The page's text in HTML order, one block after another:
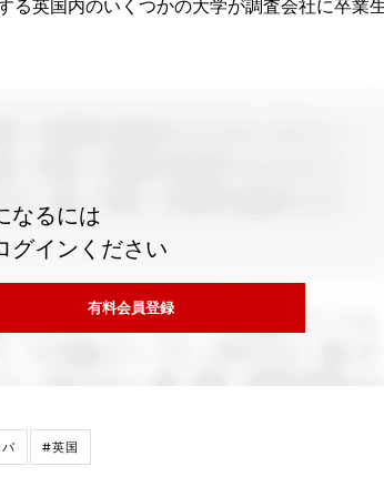
英国内のいくつかの大学が調査会社に卒業
なるには
グインください
有料会員登録
#英国